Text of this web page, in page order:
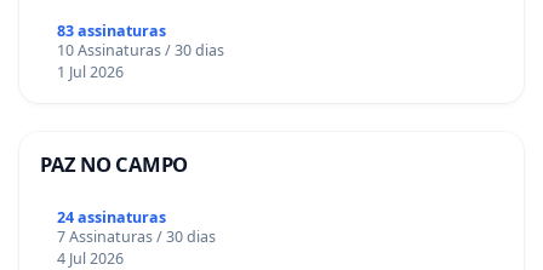
83 assinaturas
10 Assinaturas / 30 dias
1 Jul 2026
PAZ NO CAMPO
24 assinaturas
7 Assinaturas / 30 dias
4 Jul 2026